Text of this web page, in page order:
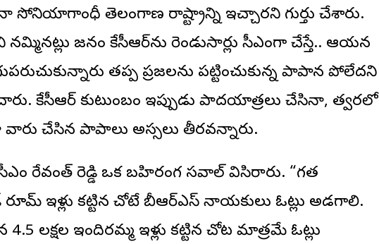
సోనియాగాంధీ తెలంగాణ రాష్ట్రాన్ని ఇచ్చారని గుర్తు చేశారు.
జనం కేసీఆర్‌ను రెండుసార్లు సీఎంగా చేస్తే.. ఆయన
తప్ప ప్రజలను పట్టించుకున్న పాపాన పోలేదని
కేసీఆర్ కుటుంబం ఇప్పుడు పాదయాత్రలు చేసినా, త్వరలో
వారు చేసిన పాపాలు అస్సలు తీరవన్నారు.
రేవంత్ రెడ్డి ఒక బహిరంగ సవాల్ విసిరారు. “గత
రూమ్ ఇళ్లు కట్టిన చోటే బీఆర్‌ఎస్ నాయకులు ఓట్లు అడగాలి.
లక్షల ఇందిరమ్మ ఇళ్లు కట్టిన చోట మాత్రమే ఓట్లు